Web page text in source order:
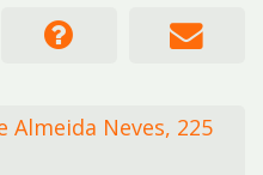
Almeida Neves, 225